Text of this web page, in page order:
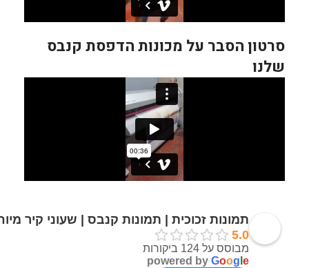
סרטון הסבר על מכונות הדפסת קנבס
שלנו
תמונות זכוכית | תמונות קנבס | שעוני קיר
5.0
מבוסס על 124 ביקורות
powered by Goog e